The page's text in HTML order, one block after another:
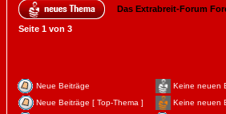
Das Extrabreit-Forum
Seite 1 von 3
Neue Beiträge Keine neuen
Neue Beiträge [ Top-Thema ]
Keine neuen